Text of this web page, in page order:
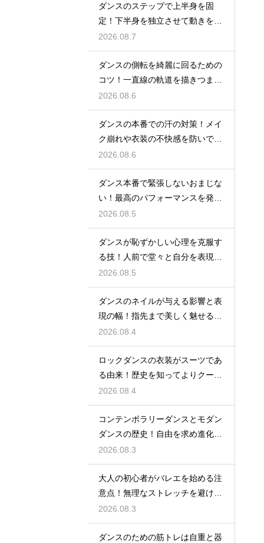
ダンスのステップで上半身を固
定！下半身を独立させて動きを際
立たせる
2026.08.7
ダンスの側転を綺麗に回るための
コツ！一直線の軌道を描きつま先
まで伸ばす
2026.08.6
ダンスの本番での汗の対策！メイ
ク崩れや衣装の不快感を防いで快
適に踊る
2026.08.6
ダンス本番で緊張しないおまじな
い！最高のパフォーマンスを発揮
する心理術
2026.08.5
ダンスが恥ずかしい心理を克服す
る技！人前で堂々と自分を表現す
るステップ
2026.08.5
ダンスのネイルが与える影響と表
現の幅！指先まで美しく魅せるた
めの工夫
2026.08.4
ロックダンスの衣装がスーツであ
る由来！歴史を知ってよりクール
に踊ろう
2026.08.4
コンテンポラリーダンスとモダン
ダンスの歴史！自由を求め進化す
る表現の道
2026.08.3
大人の初心者がバレエを始める注
意点！無理なストレッチを避け安
全に楽しむ
2026.08.3
ダンスのための筋トレは自重と器